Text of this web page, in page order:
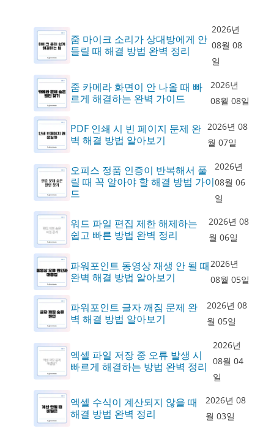
줌 마이크 소리가 상대방에게 안
들릴 때 해결 방법 완벽 정리
2026년
08월 08
일
줌 카메라 화면이 안 나올 때 빠
르게 해결하는 완벽 가이드
2026년
08월 08일
PDF 인쇄 시 빈 페이지 문제 완
벽 해결 방법 알아보기
2026년 08
월 07일
오피스 정품 인증이 반복해서 풀
릴 때 꼭 알아야 할 해결 방법 가이
드
2026년
08월 06
일
워드 파일 편집 제한 해제하는
쉽고 빠른 방법 완벽 정리
2026년 08
월 06일
파워포인트 동영상 재생 안 될 때
완벽 해결 방법 알아보기
2026년
08월 05일
파워포인트 글자 깨짐 문제 완
벽 해결 방법 알아보기
2026년 08
월 05일
엑셀 파일 저장 중 오류 발생 시
빠르게 해결하는 방법 완벽 정리
2026년
08월 04
일
엑셀 수식이 계산되지 않을 때
해결 방법 완벽 정리
2026년 08
월 03일